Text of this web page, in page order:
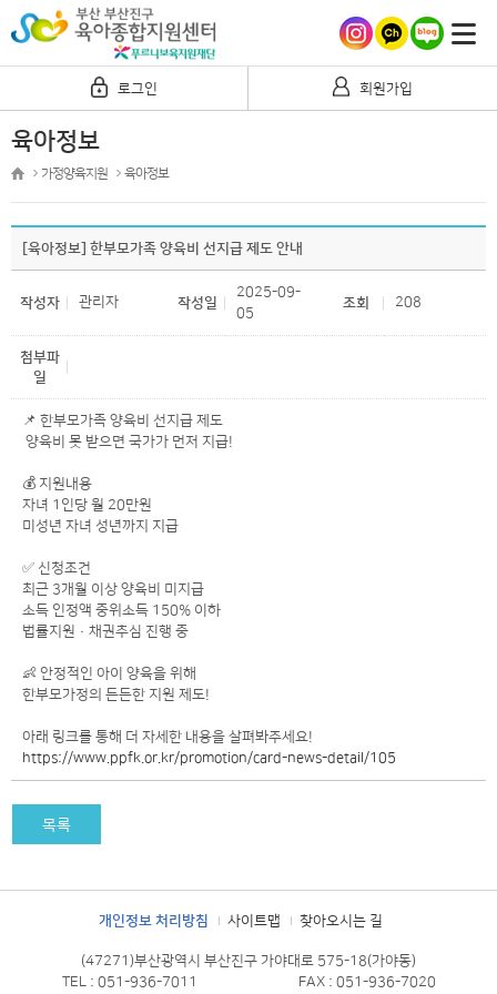
로그인 회원가입
육아정보
가정양육지원 육아정보
[육아정보] 한부모가족 양육비 선지급 제도 안내
작성자 관리자 작성일
2025-09-
05
조회 208
첨부파
일
📌 한부모가족 양육비 선지급 제도
양육비 못 받으면 국가가 먼저 지급!
💰 지원내용
자녀 1인당 월 20만원
미성년 자녀 성년까지 지급
✅ 신청조건
최근 3개월 이상 양육비 미지급
소득 인정액 중위소득 150% 이하
법률지원·채권추심 진행 중
👶 안정적인 아이 양육을 위해
한부모가정의 든든한 지원 제도!
아래 링크를 통해 더 자세한 내용을 살펴봐주세요!
https://www.ppfk.or.kr/promotion/card-news-detail/105
목록
개인정보 처리방침 사이트맵 찾아오시는 길
(47271)부산광역시 부산진구 가야대로 575-18(가야동)
TEL : 051-936-7011
FAX : 051-936-7020